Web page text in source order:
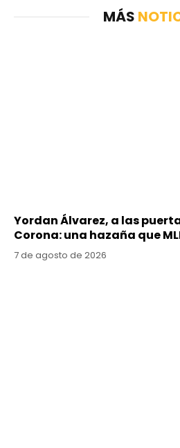
MÁS
Yordan Álvarez, a las
Corona: una hazaña que
7 de agosto de 2026